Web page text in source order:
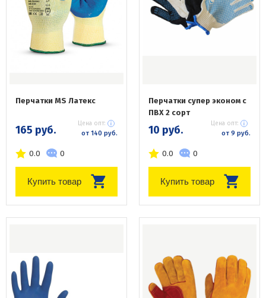
Перчатки MS Латекс
165 руб. Цена опт:
от 140 руб.
0.0 0
Купить товар
Перчатки супер эконом с
ПВХ 2 сорт
10 руб. Цена опт:
от 9 руб.
0.0 0
Купить товар